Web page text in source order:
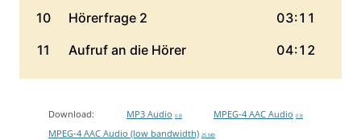
Download: MP3 Audio 0 B MPEG-4 AAC Audio 0 B
MPEG-4 AAC Audio (low bandwidth) 25 MB